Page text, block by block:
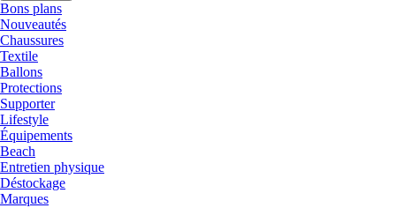
Bons plans
Nouveautés
Chaussures
Textile
Ballons
Protections
Supporter
Lifestyle
Équipements
Beach
Entretien physique
Déstockage
Marques